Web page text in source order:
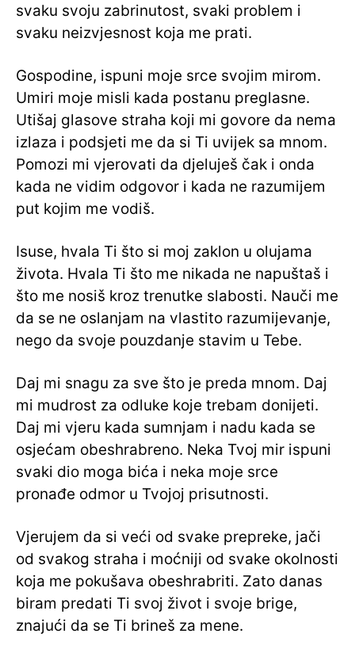
svaku svoju zabrinutost, svaki problem i
svaku neizvjesnost koja me prati.
Gospodine, ispuni moje srce svojim mirom.
Umiri moje misli kada postanu preglasne.
Utišaj glasove straha koji mi govore da nema
izlaza i podsjeti me da si Ti uvijek sa mnom.
Pomozi mi vjerovati da djeluješ čak i onda
kada ne vidim odgovor i kada ne razumijem
put kojim me vodiš.
Isuse, hvala Ti što si moj zaklon u olujama
života. Hvala Ti što me nikada ne napuštaš i
što me nosiš kroz trenutke slabosti. Nauči me
da se ne oslanjam na vlastito razumijevanje,
nego da svoje pouzdanje stavim u Tebe.
Daj mi snagu za sve što je preda mnom. Daj
mi mudrost za odluke koje trebam donijeti.
Daj mi vjeru kada sumnjam i nadu kada se
osjećam obeshrabreno. Neka Tvoj mir ispuni
svaki dio moga bića i neka moje srce
pronađe odmor u Tvojoj prisutnosti.
Vjerujem da si veći od svake prepreke, jači
od svakog straha i moćniji od svake okolnosti
koja me pokušava obeshrabriti. Zato danas
biram predati Ti svoj život i svoje brige,
znajući da se Ti brineš za mene.